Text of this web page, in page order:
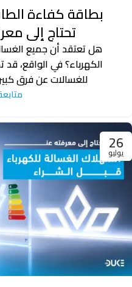
بطاقة كفاءة
تحتاج إلى
هل تعتقد أن جميع
الكهرباء؟ في الواقع،
للغسالات عن فرق
26
يوليو